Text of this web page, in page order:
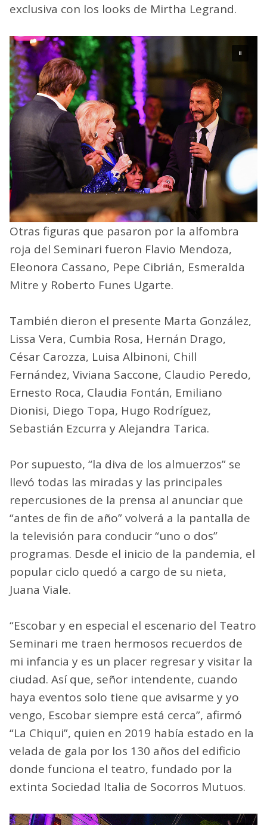
exclusiva con los looks de Mirtha Legrand.
Otras figuras que pasaron por la alfombra
roja del Seminari fueron Flavio Mendoza,
Eleonora Cassano, Pepe Cibrián, Esmeralda
Mitre y Roberto Funes Ugarte.
También dieron el presente Marta González,
Lissa Vera, Cumbia Rosa, Hernán Drago,
César Carozza, Luisa Albinoni, Chill
Fernández, Viviana Saccone, Claudio Peredo,
Ernesto Roca, Claudia Fontán, Emiliano
Dionisi, Diego Topa, Hugo Rodríguez,
Sebastián Ezcurra y Alejandra Tarica.
Por supuesto, “la diva de los almuerzos” se
llevó todas las miradas y las principales
repercusiones de la prensa al anunciar que
“antes de fin de año” volverá a la pantalla de
la televisión para conducir “uno o dos”
programas. Desde el inicio de la pandemia, el
popular ciclo quedó a cargo de su nieta,
Juana Viale.
“Escobar y en especial el escenario del Teatro
Seminari me traen hermosos recuerdos de
mi infancia y es un placer regresar y visitar la
ciudad. Así que, señor intendente, cuando
haya eventos solo tiene que avisarme y yo
vengo, Escobar siempre está cerca”, afirmó
“La Chiqui”, quien en 2019 había estado en la
velada de gala por los 130 años del edificio
donde funciona el teatro, fundado por la
extinta Sociedad Italia de Socorros Mutuos.